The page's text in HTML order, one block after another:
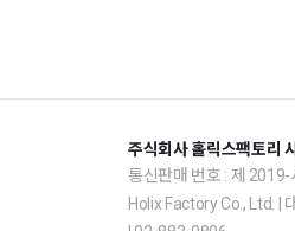
주식회사 홀릭스팩토리
통신판매 번호 : 제
Holix Factory Co., Ltd. |